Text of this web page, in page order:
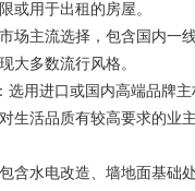
或用于出租的房屋。
场主流选择，包含国内
大多数流行风格。
选用进口或国内高端品牌
生活品质有较高要求的业主
含水电改造、墙地面基础